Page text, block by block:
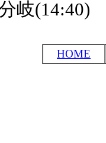
岐(14:40)
HOME